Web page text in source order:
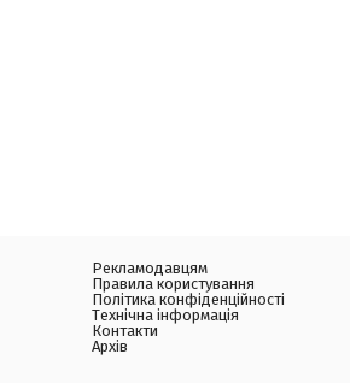
Рекламодавцям
Правила користування
Політика конфіденційності
Технічна інформація
Контакти
Архів